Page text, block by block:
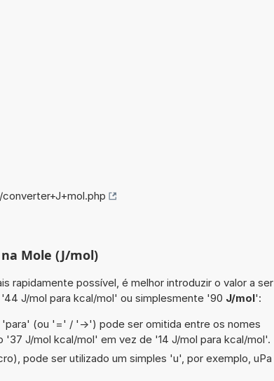
Mole (J/mol)
rapidamente possível, é melhor introduzir o valor a ser
J/mol para kcal/mol' ou simplesmente '90 J/mol':
'para' (ou '=' / '->') pode ser omitida entre os nomes
'37 J/mol kcal/mol' em vez de '14 J/mol para kcal/mol'.
pode ser utilizado um simples 'u', por exemplo, uPa